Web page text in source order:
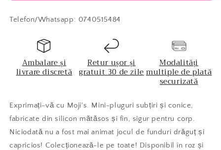
Telefon/Whatsapp: 0740515484
Ambalare și
livrare discretă
Retur ușor și
gratuit 30 de zile
Modalități
multiple de plată
securizată
Exprimați-vă cu Moji's. Mini-pluguri subțiri și conice,
fabricate din silicon mătăsos și fin, sigur pentru corp.
Niciodată nu a fost mai animat jocul de funduri drăguț și
capricios! Colecționează-le pe toate! Disponibil în roz și